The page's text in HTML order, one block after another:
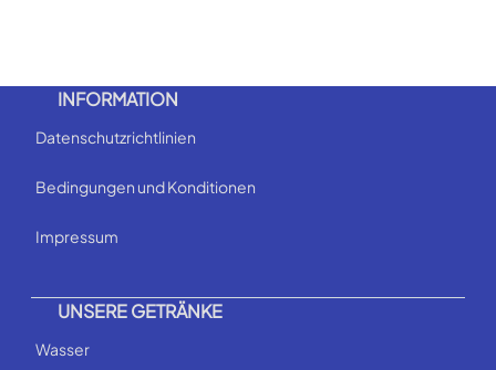
INFORMATION
Datenschutzrichtlinien
Bedingungen und Konditionen
Impressum
UNSERE GETRÄNKE
Wasser